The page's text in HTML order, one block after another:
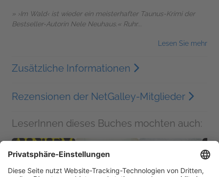
» ›Im Wald‹ ist wieder ein meisterhafter Taunus-Krimi der
Bestseller-Autorin Nele Neuhaus.« Ruhr...
Lesen Sie mehr
Zusätzliche Informationen
Rezensionen der NetGalley-Mitglieder
LeserInnen dieses Buches mochten auch: